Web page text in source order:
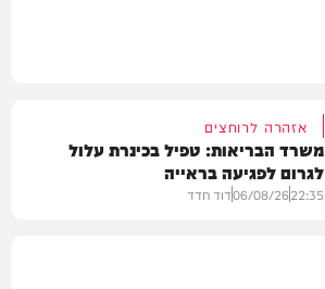
אזהרה לרוחצים
משרד הבריאות: טפיל בכינרת עלול
לגרום לפגיעה בראייה
22:35
06/08/26דוד חדד